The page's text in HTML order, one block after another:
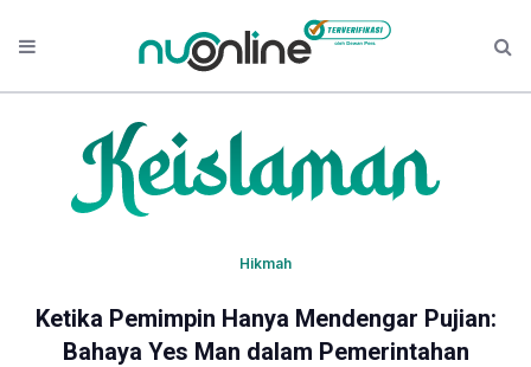
Hikmah
Ketika Pemimpin Hanya Mendengar Pujian:
Bahaya Yes Man dalam Pemerintahan